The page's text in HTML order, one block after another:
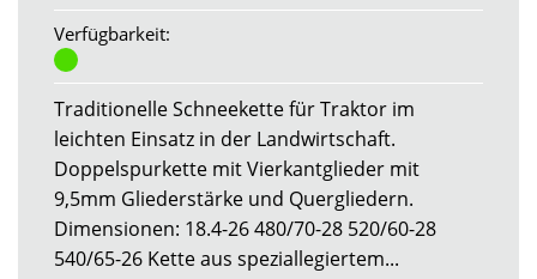
Verfügbarkeit:
Traditionelle Schneekette für Traktor im
leichten Einsatz in der Landwirtschaft.
Doppelspurkette mit Vierkantglieder mit
9,5mm Gliederstärke und Quergliedern.
Dimensionen: 18.4-26 480/70-28 520/60-28
540/65-26 Kette aus speziallegiertem...